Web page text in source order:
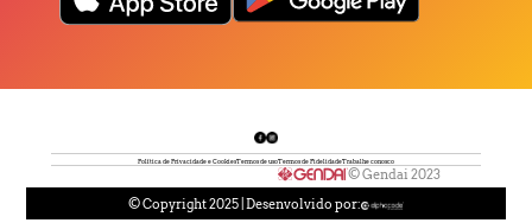
Política de Privacidade e CookiesTermos de usoTermos de FidelidadeTrabalhe conosco
© Gendai 2023
© Copyright 2025 | Desenvolvido por: